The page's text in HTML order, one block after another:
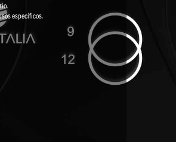
específicos.